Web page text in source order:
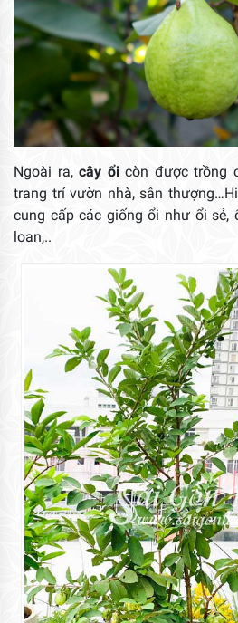
Ngoài ra,cây ổicòn được trồng
trang trí vườn nhà, sân
cung cấp các giống ổi như ổi sẻ,
loan,..